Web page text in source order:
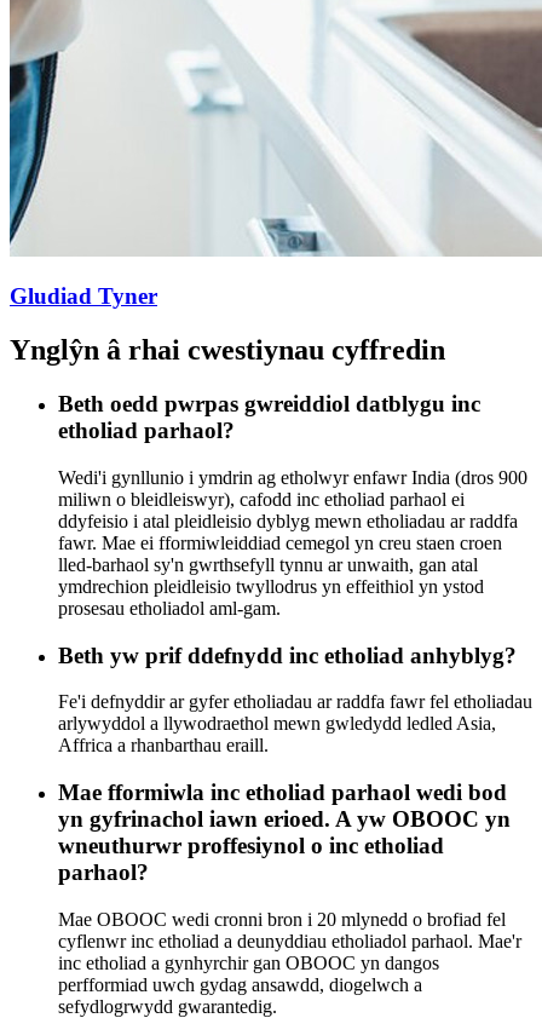
Gludiad Tyner
Ynglŷn â rhai cwestiynau cyffredin
Beth oedd pwrpas gwreiddiol datblygu inc
etholiad parhaol?
Wedi'i gynllunio i ymdrin ag etholwyr enfawr India (dros 900
miliwn o bleidleiswyr), cafodd inc etholiad parhaol ei
ddyfeisio i atal pleidleisio dyblyg mewn etholiadau ar raddfa
fawr. Mae ei fformiwleiddiad cemegol yn creu staen croen
lled-barhaol sy'n gwrthsefyll tynnu ar unwaith, gan atal
ymdrechion pleidleisio twyllodrus yn effeithiol yn ystod
prosesau etholiadol aml-gam.
Beth yw prif ddefnydd inc etholiad anhyblyg?
Fe'i defnyddir ar gyfer etholiadau ar raddfa fawr fel etholiadau
arlywyddol a llywodraethol mewn gwledydd ledled Asia,
Affrica a rhanbarthau eraill.
Mae fformiwla inc etholiad parhaol wedi bod
yn gyfrinachol iawn erioed. A yw OBOOC yn
wneuthurwr proffesiynol o inc etholiad
parhaol?
Mae OBOOC wedi cronni bron i 20 mlynedd o brofiad fel
cyflenwr inc etholiad a deunyddiau etholiadol parhaol. Mae'r
inc etholiad a gynhyrchir gan OBOOC yn dangos
perfformiad uwch gydag ansawdd, diogelwch a
sefydlogrwydd gwarantedig.